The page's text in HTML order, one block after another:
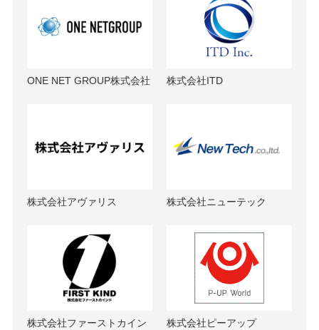
ONE NET GROUP株式会社 株式会社ITD
株式会社アヴァリス 株式会社ニューテック
株式会社ファーストカイン
株式会社ピーアップ